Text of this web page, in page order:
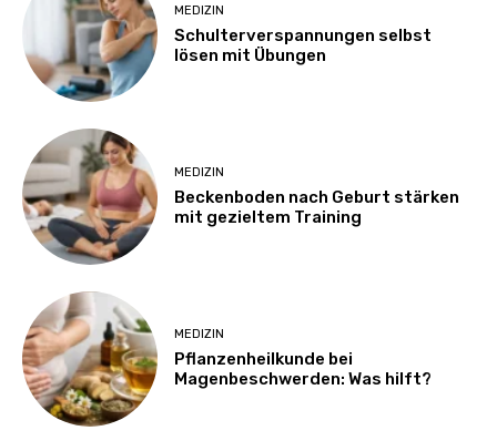
MEDIZIN
Schulterverspannungen selbst
lösen mit Übungen
MEDIZIN
Beckenboden nach Geburt stärken
mit gezieltem Training
MEDIZIN
Pflanzenheilkunde bei
Magenbeschwerden: Was hilft?